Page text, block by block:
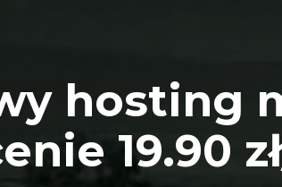
Poczuj moc!